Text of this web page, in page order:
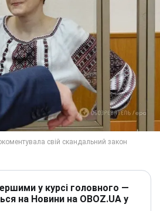
у курсі головного —
на Новини на OBOZ.UA у